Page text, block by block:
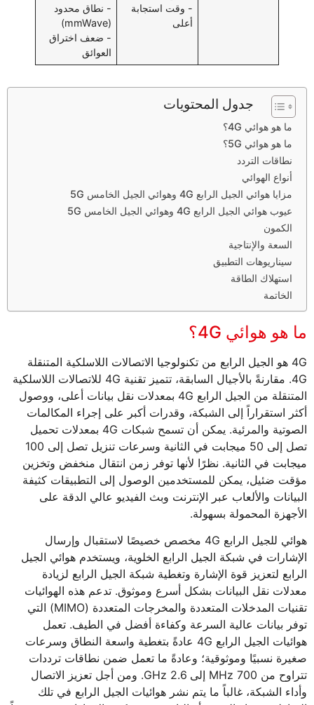
- وقت استجابة
أعلى
- نطاق محدود
(mmWave)
- ضعف اختراق
العوائق
جدول المحتويات
ما هو هوائي 4G؟
ما هو هوائي 5G؟
نطاقات التردد
أنواع الهوائي
مزايا هوائي الجيل الرابع 4G وهوائي الجيل الخامس 5G
عيوب هوائي الجيل الرابع 4G وهوائي الجيل الخامس 5G
الكمون
السعة والإنتاجية
سيناريوهات التطبيق
استهلاك الطاقة
الخاتمة
ما هو هوائي 4G؟
4G هو الجيل الرابع من تكنولوجيا الاتصالات اللاسلكية المتنقلة
4G. مقارنةً بالأجيال السابقة، تتميز تقنية 4G للاتصالات اللاسلكية
المتنقلة من الجيل الرابع 4G بمعدلات نقل بيانات أعلى، ووصول
أكثر استقراراً إلى الشبكة، وقدرات أكبر على إجراء المكالمات
الصوتية والمرئية. يمكن أن تسمح شبكات 4G بمعدلات تحميل
تصل إلى 50 ميجابت في الثانية وسرعات تنزيل تصل إلى 100
ميجابت في الثانية. نظرًا لأنها توفر زمن انتقال منخفض وتخزين
مؤقت ضئيل، يمكن للمستخدمين الوصول إلى التطبيقات كثيفة
البيانات والألعاب عبر الإنترنت وبث الفيديو عالي الدقة على
الأجهزة المحمولة بسهولة.
هوائي للجيل الرابع 4G مخصص خصيصًا لاستقبال وإرسال
الإشارات في شبكة الجيل الرابع الخلوية، ويستخدم هوائي الجيل
الرابع لتعزيز قوة الإشارة وتغطية شبكة الجيل الرابع لزيادة
معدلات نقل البيانات بشكل أسرع وموثوق. تدعم هذه الهوائيات
تقنيات المدخلات المتعددة والمخرجات المتعددة (MIMO) التي
توفر بيانات عالية السرعة وكفاءة أفضل في الطيف. تعمل
هوائيات الجيل الرابع 4G عادةً بتغطية واسعة النطاق وسرعات
صغيرة نسبيًا وموثوقية؛ وعادةً ما تعمل ضمن نطاقات ترددات
تتراوح من 700 MHz إلى 2.6 GHz. ومن أجل تعزيز الاتصال
وأداء الشبكة، غالباً ما يتم نشر هوائيات الجيل الرابع في تلك